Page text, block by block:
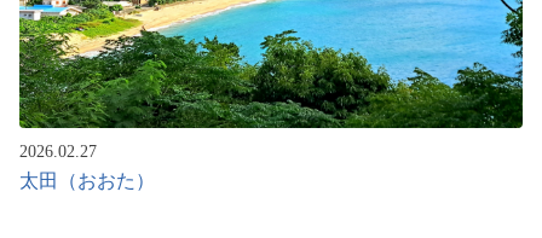
2026.02.27
太田（おおた）